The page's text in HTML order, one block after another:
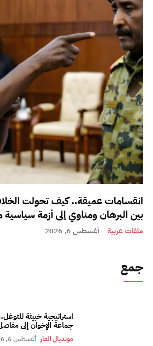
انقسامات عميقة.. كيف تحولت
بين البرهان ومناوي إلى أزمة
ملفات عربية أغسطس 6, 2026
جمع
استراتيجية خبيثة
جماعة الإخوان إلى مفاصل
مونديال العار أغسطس 6, 2026